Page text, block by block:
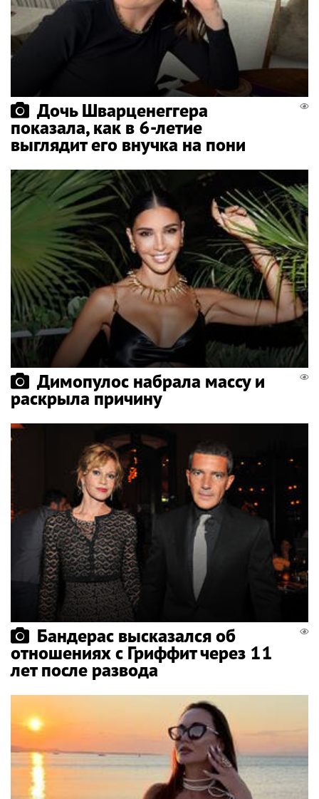
Дочь Шварценеггера
показала, как в 6-летие
выглядит его внучка на пони
Димопулос набрала массу и
раскрыла причину
Бандерас высказался об
отношениях с Гриффит через 11
лет после развода